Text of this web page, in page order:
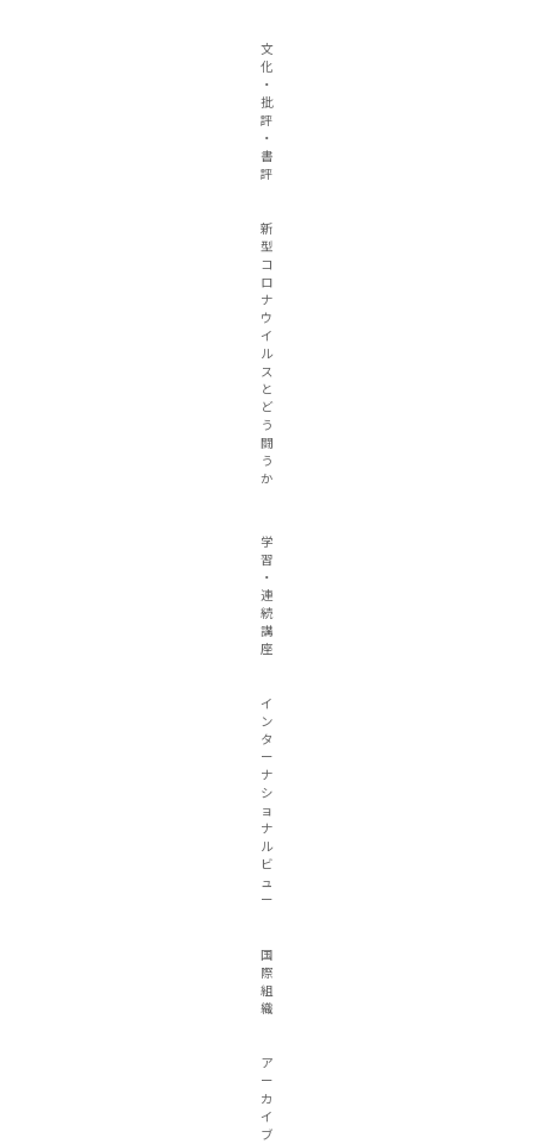
文
化
・
批
評
・
書
評
新
型
コ
ロ
ナ
ウ
イ
ル
ス
と
ど
う
闘
う
か
学
習
・
連
続
講
座
イ
ン
タ
ー
ナ
シ
ョ
ナ
ル
ビ
ュ
ー
国
際
組
織
ア
ー
カ
イ
ブ